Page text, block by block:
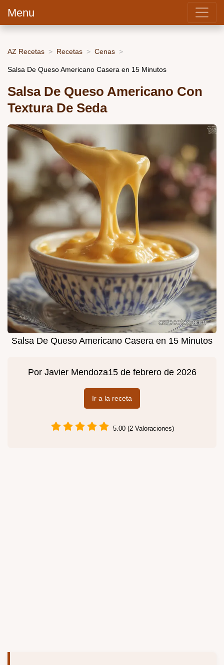
Menu
AZ Recetas Recetas Cenas
Salsa De Queso Americano Casera en 15 Minutos
Salsa De Queso Americano Con
Textura De Seda
Salsa De Queso Americano Casera en 15 Minutos
Por Javier Mendoza15 de febrero de 2026
Ir a la receta
5.00 (2 Valoraciones)